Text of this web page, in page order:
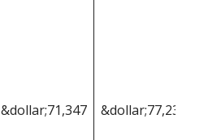
&dollar;71,347 &dollar;77,232